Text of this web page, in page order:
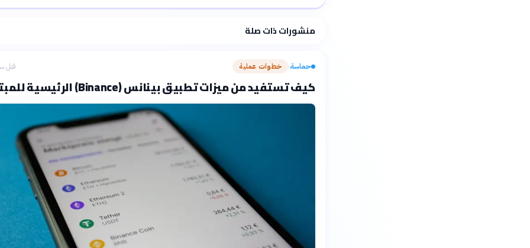
منشورات ذات صلة
حماسة› خطوات عملية قبل
كيف تستفيد من ميزات تطبيق بينانس (Binance) الرئيسية للمبتدئين